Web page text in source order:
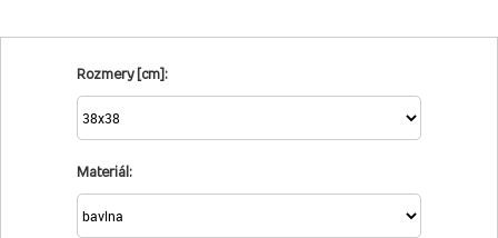
Rozmery [cm]:
Materiál: